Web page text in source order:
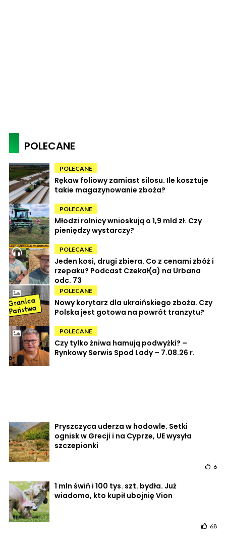
POLECANE
POLECANE
Rękaw foliowy zamiast silosu. Ile kosztuje
takie magazynowanie zboża?
POLECANE
Młodzi rolnicy wnioskują o 1,9 mld zł. Czy
pieniędzy wystarczy?
POLECANE
Jeden kosi, drugi zbiera. Co z cenami zbóż i
rzepaku? Podcast Czekał(a) na Urbana
odc. 73
POLECANE
Nowy korytarz dla ukraińskiego zboża. Czy
Polska jest gotowa na powrót tranzytu?
POLECANE
Czy tylko żniwa hamują podwyżki? –
Rynkowy Serwis Spod Lady – 7.08.26 r.
Pryszczyca uderza w hodowle. Setki
ognisk w Grecji i na Cyprze, UE wysyła
szczepionki
6
1 mln świń i 100 tys. szt. bydła. Już
wiadomo, kto kupił ubojnię Vion
68